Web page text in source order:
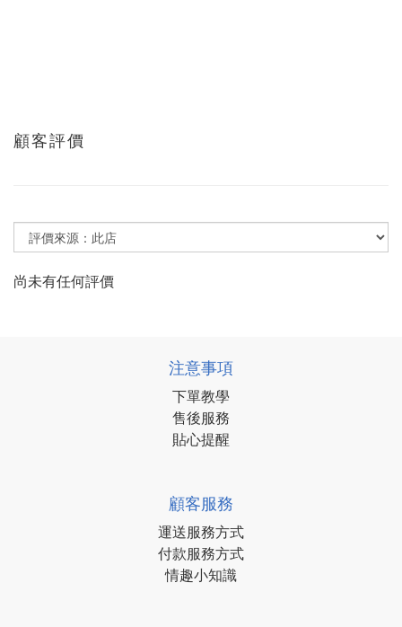
顧客評價
尚未有任何評價
注意事項
下單教學
售後服務
貼心提醒
顧客服務
運送服務方式
付款服務方式
情趣小知識